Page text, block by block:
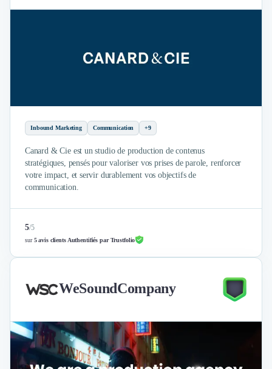
Inbound Marketing Communication +9
Canard & Cie est un studio de production de contenus
stratégiques, pensés pour valoriser vos prises de parole, renforcer
votre impact, et servir durablement vos objectifs de
communication.
5/5
sur5 avis clients Authentifiés par Trustfolio
WeSoundCompany